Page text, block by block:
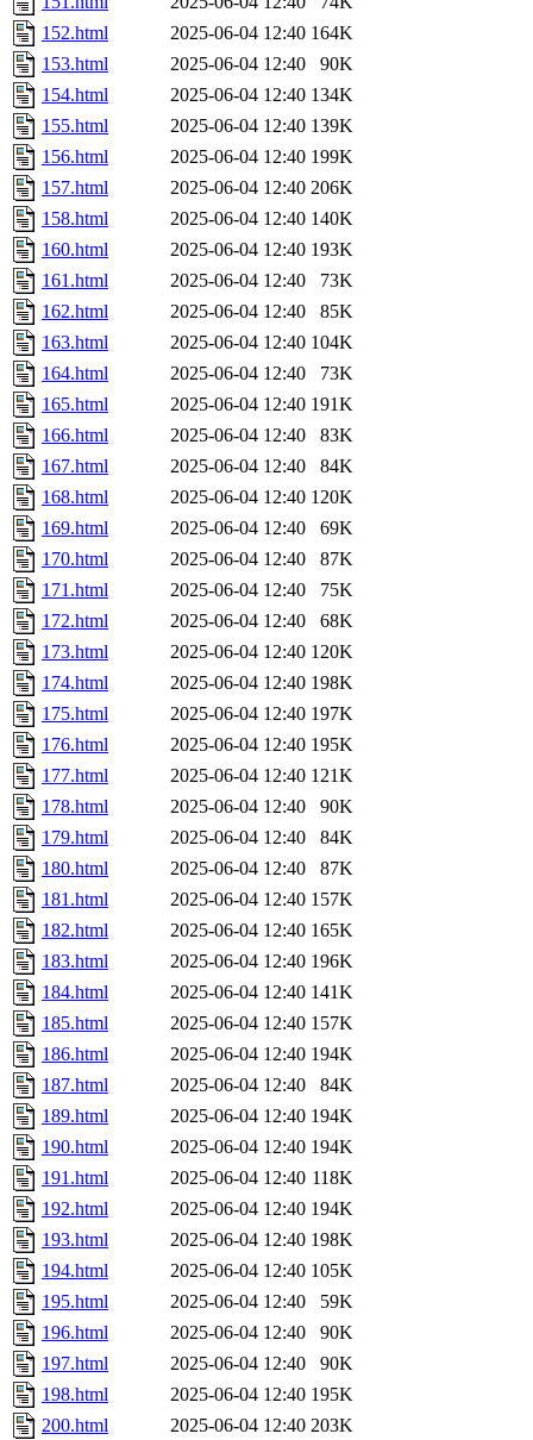
152.html
2025-06-04 12:40 164K
153.html
2025-06-04 12:40
90K
154.html
2025-06-04 12:40 134K
155.html
2025-06-04 12:40 139K
156.html
2025-06-04 12:40 199K
157.html
2025-06-04 12:40 206K
158.html
2025-06-04 12:40 140K
160.html
2025-06-04 12:40 193K
161.html
2025-06-04 12:40
73K
162.html
2025-06-04 12:40
85K
163.html
2025-06-04 12:40 104K
164.html
2025-06-04 12:40
73K
165.html
2025-06-04 12:40 191K
166.html
2025-06-04 12:40
83K
167.html
2025-06-04 12:40
84K
168.html
2025-06-04 12:40 120K
169.html
2025-06-04 12:40
69K
170.html
2025-06-04 12:40
87K
171.html
2025-06-04 12:40
75K
172.html
2025-06-04 12:40
68K
173.html
2025-06-04 12:40 120K
174.html
2025-06-04 12:40 198K
175.html
2025-06-04 12:40 197K
176.html
2025-06-04 12:40 195K
177.html
2025-06-04 12:40 121K
178.html
2025-06-04 12:40
90K
179.html
2025-06-04 12:40
84K
180.html
2025-06-04 12:40
87K
181.html
2025-06-04 12:40 157K
182.html
2025-06-04 12:40 165K
183.html
2025-06-04 12:40 196K
184.html
2025-06-04 12:40 141K
185.html
2025-06-04 12:40 157K
186.html
2025-06-04 12:40 194K
187.html
2025-06-04 12:40
84K
189.html
2025-06-04 12:40 194K
190.html
2025-06-04 12:40 194K
191.html
2025-06-04 12:40 118K
192.html
2025-06-04 12:40 194K
193.html
2025-06-04 12:40 198K
194.html
2025-06-04 12:40 105K
195.html
2025-06-04 12:40
59K
196.html
2025-06-04 12:40
90K
197.html
2025-06-04 12:40
90K
198.html
2025-06-04 12:40 195K
200.html
2025-06-04 12:40 203K